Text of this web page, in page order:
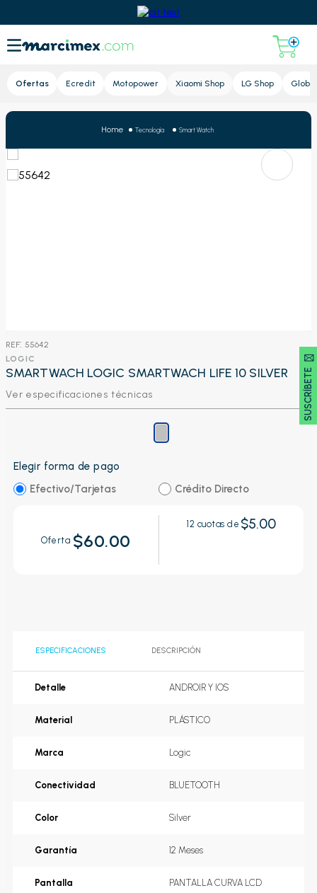
Ofertas Ecredit Motopower Xiaomi Shop LG Shop Global
SUSCRÍBETE 🖂
Tecnología Smart Watch
: 55642
LOGIC
SMARTWACH LOGIC SMARTWACH LIFE 10 SILVER
Ver especificaciones técnicas
Elegir forma de pago
Efectivo/Tarjetas
Crédito Directo
Oferta $60.00
12 cuotas de $5.00
ESPECIFICACIONES DESCRIPCIÓN
Detalle ANDROIR Y IOS
Material PLÁSTICO
Marca Logic
Conectividad BLUETOOTH
Color Silver
Garantía 12 Meses
Pantalla PANTALLA CURVA LCD